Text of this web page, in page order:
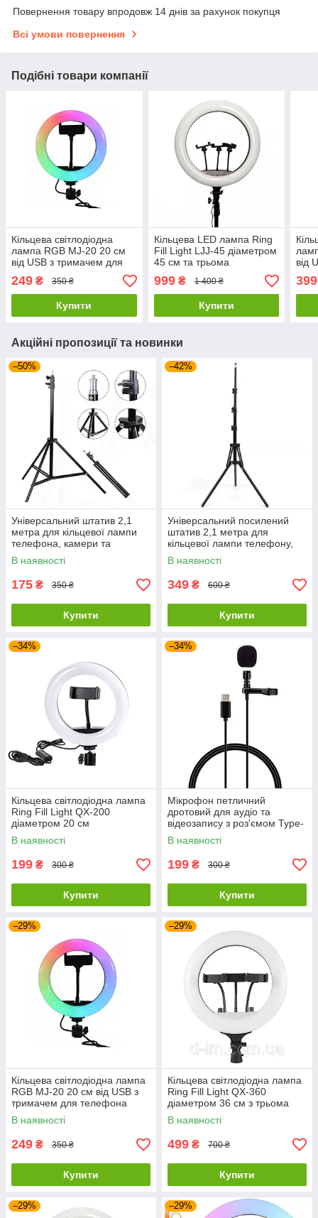
Повернення товару впродовж 14 днів за рахунок покупця
Всі умови повернення
Подібні товари компанії
Кільцева світлодіодна
лампа RGB MJ-20 20 см
від USB з тримачем для
телефона
249 ₴ 350 ₴
Купити
Кільцева LED лампа Ring
Fill Light LJJ-45 діаметром
45 см та трьома
тримачами для телефону
999₴ 1 400 ₴
Купити
від
399
Акційні пропозиції та новинки
–50%
Універсальний штатив 2,1
метра для кільцевої лампи
телефона, камери та
фотоапарата
В наявності
175 ₴ 350 ₴
Купити
–42%
Універсальний посилений
штатив 2,1 метра для
кільцевої лампи телефону,
камери та фотоапарата
В наявності
349 ₴ 600 ₴
Купити
–34%
Кільцева світлодіодна лампа
Ring Fill Light QX-200
діаметром 20 см
В наявності
199 ₴ 300 ₴
Купити
–34%
Мікрофон петличний
дротовий для аудіо та
відеозапису з роз'ємом Type-
C
В наявності
199 ₴ 300 ₴
Купити
–29%
Кільцева світлодіодна лампа
RGB MJ-20 20 см від USB з
тримачем для телефона
В наявності
249 ₴ 350 ₴
Купити
–29%
Кільцева світлодіодна лампа
Ring Fill Light QX-360
діаметром 36 см з трьома
тримачами
В наявності
499 ₴ 700 ₴
Купити
–29% –29%